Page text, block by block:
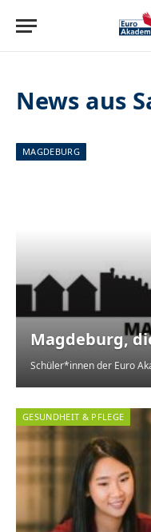
News aus
MAGDEBURG
Magdeburg,
Schüler*innen der Euro
GESUNDHEIT & PFLEGE